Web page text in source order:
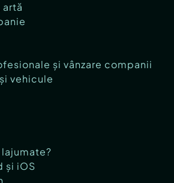
și vânzare companii
vehicule
și iOS